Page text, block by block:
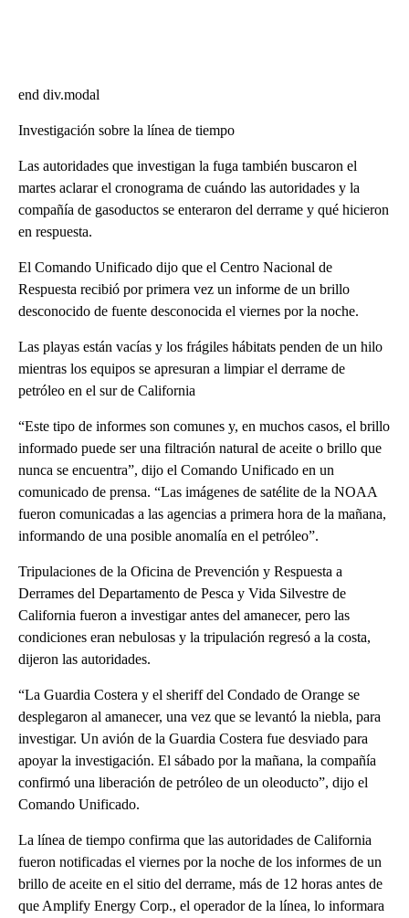
end div.modal
Investigación sobre la línea de tiempo
Las autoridades que investigan la fuga también buscaron el
martes aclarar el cronograma de cuándo las autoridades y la
compañía de gasoductos se enteraron del derrame y qué hicieron
en respuesta.
El Comando Unificado dijo que el Centro Nacional de
Respuesta recibió por primera vez un informe de un brillo
desconocido de fuente desconocida el viernes por la noche.
Las playas están vacías y los frágiles hábitats penden de un hilo
mientras los equipos se apresuran a limpiar el derrame de
petróleo en el sur de California
“Este tipo de informes son comunes y, en muchos casos, el brillo
informado puede ser una filtración natural de aceite o brillo que
nunca se encuentra”, dijo el Comando Unificado en un
comunicado de prensa. “Las imágenes de satélite de la NOAA
fueron comunicadas a las agencias a primera hora de la mañana,
informando de una posible anomalía en el petróleo”.
Tripulaciones de la Oficina de Prevención y Respuesta a
Derrames del Departamento de Pesca y Vida Silvestre de
California fueron a investigar antes del amanecer, pero las
condiciones eran nebulosas y la tripulación regresó a la costa,
dijeron las autoridades.
“La Guardia Costera y el sheriff del Condado de Orange se
desplegaron al amanecer, una vez que se levantó la niebla, para
investigar. Un avión de la Guardia Costera fue desviado para
apoyar la investigación. El sábado por la mañana, la compañía
confirmó una liberación de petróleo de un oleoducto”, dijo el
Comando Unificado.
La línea de tiempo confirma que las autoridades de California
fueron notificadas el viernes por la noche de los informes de un
brillo de aceite en el sitio del derrame, más de 12 horas antes de
que Amplify Energy Corp., el operador de la línea, lo informara